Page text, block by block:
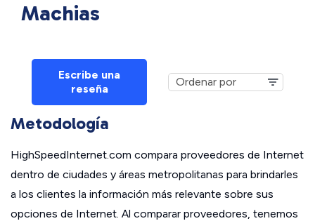
Machias
Escribe una
reseña
Metodología
HighSpeedInternet.com compara proveedores de Internet
dentro de ciudades y áreas metropolitanas para brindarles
a los clientes la información más relevante sobre sus
opciones de Internet. Al comparar proveedores, tenemos